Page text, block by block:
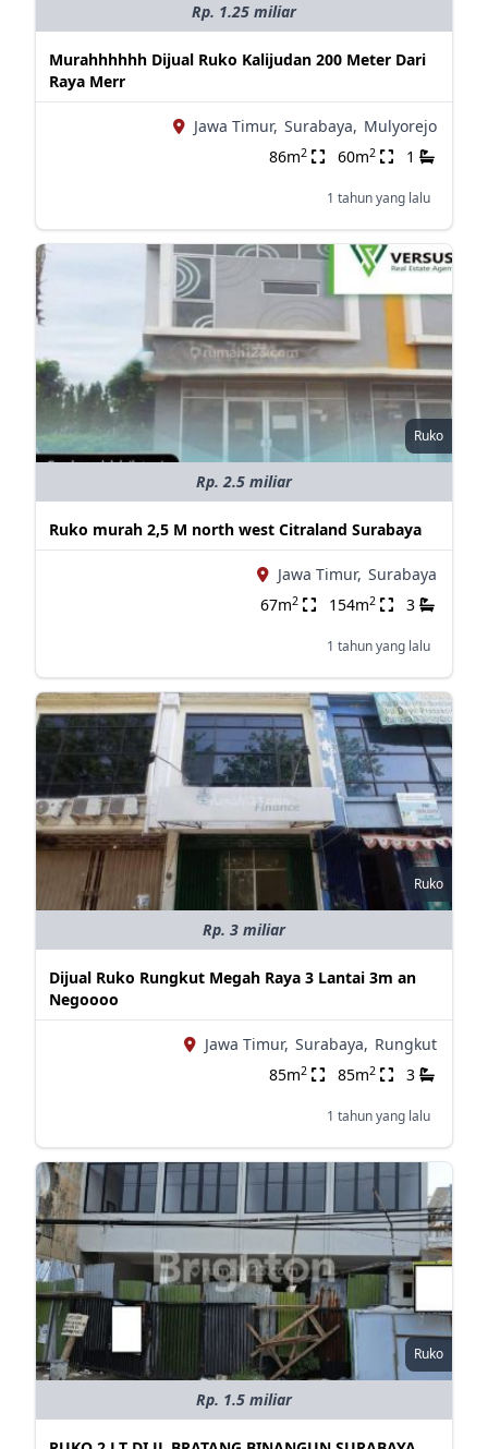
Rp. 1.25 miliar
Murahhhhhh Dijual Ruko Kalijudan 200 Meter Dari
Raya Merr
Jawa Timur, Surabaya, Mulyorejo
86m2 60m2 1
1 tahun yang lalu
Ruko
Rp. 2.5 miliar
Ruko murah 2,5 M north west Citraland Surabaya
Jawa Timur, Surabaya
67m2 154m2 3
1 tahun yang lalu
Ruko
Rp. 3 miliar
Dijual Ruko Rungkut Megah Raya 3 Lantai 3m an
Negoooo
Jawa Timur, Surabaya, Rungkut
85m2 85m2 3
1 tahun yang lalu
Ruko
Rp. 1.5 miliar